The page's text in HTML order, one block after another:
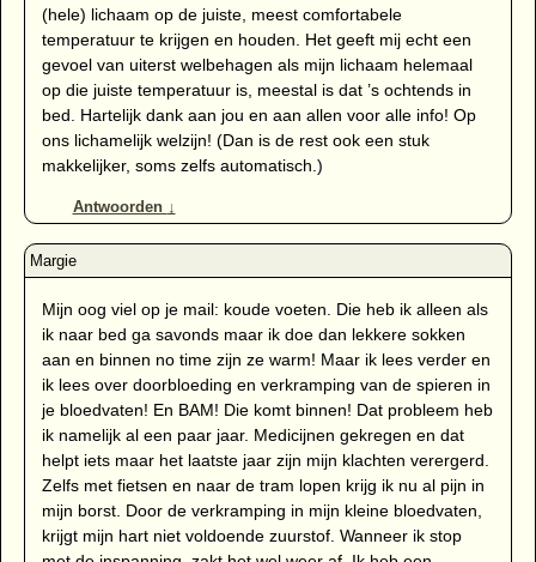
(hele) lichaam op de juiste, meest comfortabele
temperatuur te krijgen en houden. Het geeft mij echt een
gevoel van uiterst welbehagen als mijn lichaam helemaal
op die juiste temperatuur is, meestal is dat ’s ochtends in
bed. Hartelijk dank aan jou en aan allen voor alle info! Op
ons lichamelijk welzijn! (Dan is de rest ook een stuk
makkelijker, soms zelfs automatisch.)
Antwoorden ↓
Mijn oog viel op je mail: koude voeten. Die heb ik alleen als
ik naar bed ga savonds maar ik doe dan lekkere sokken
aan en binnen no time zijn ze warm! Maar ik lees verder en
ik lees over doorbloeding en verkramping van de spieren in
je bloedvaten! En BAM! Die komt binnen! Dat probleem heb
ik namelijk al een paar jaar. Medicijnen gekregen en dat
helpt iets maar het laatste jaar zijn mijn klachten verergerd.
Zelfs met fietsen en naar de tram lopen krijg ik nu al pijn in
mijn borst. Door de verkramping in mijn kleine bloedvaten,
krijgt mijn hart niet voldoende zuurstof. Wanneer ik stop